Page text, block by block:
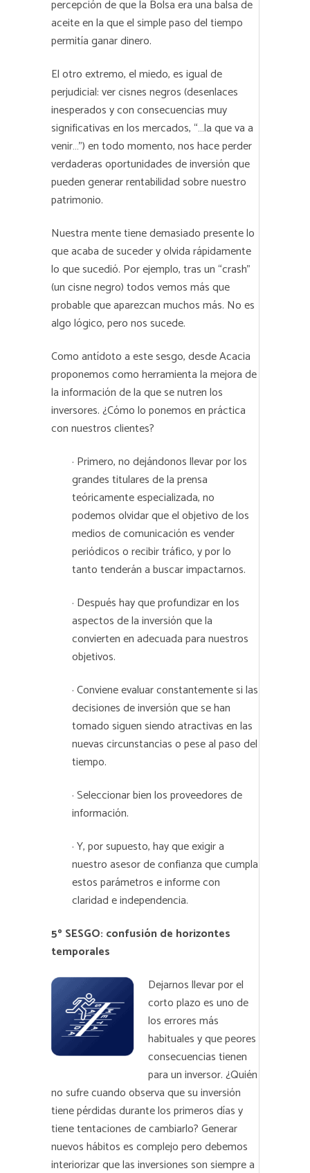
percepción de que la Bolsa era una balsa de
aceite en la que el simple paso del tiempo
permitía ganar dinero.
El otro extremo, el miedo, es igual de
perjudicial: ver cisnes negros (desenlaces
inesperados y con consecuencias muy
significativas en los mercados, “…la que va a
venir…”) en todo momento, nos hace perder
verdaderas oportunidades de inversión que
pueden generar rentabilidad sobre nuestro
patrimonio.
Nuestra mente tiene demasiado presente lo
que acaba de suceder y olvida rápidamente
lo que sucedió. Por ejemplo, tras un “crash”
(un cisne negro) todos vemos más que
probable que aparezcan muchos más. No es
algo lógico, pero nos sucede.
Como antídoto a este sesgo, desde Acacia
proponemos como herramienta la mejora de
la información de la que se nutren los
inversores. ¿Cómo lo ponemos en práctica
con nuestros clientes?
· Primero, no dejándonos llevar por los
grandes titulares de la prensa
teóricamente especializada, no
podemos olvidar que el objetivo de los
medios de comunicación es vender
periódicos o recibir tráfico, y por lo
tanto tenderán a buscar impactarnos.
· Después hay que profundizar en los
aspectos de la inversión que la
convierten en adecuada para nuestros
objetivos.
· Conviene evaluar constantemente si las
decisiones de inversión que se han
tomado siguen siendo atractivas en las
nuevas circunstancias o pese al paso del
tiempo.
· Seleccionar bien los proveedores de
información.
· Y, por supuesto, hay que exigir a
nuestro asesor de confianza que cumpla
estos parámetros e informe con
claridad e independencia.
5º SESGO: confusión de horizontes
temporales
Dejarnos llevar por el
corto plazo es uno de
los errores más
habituales y que peores
consecuencias tienen
para un inversor. ¿Quién
no sufre cuando observa que su inversión
tiene pérdidas durante los primeros días y
tiene tentaciones de cambiarlo? Generar
nuevos hábitos es complejo pero debemos
interiorizar que las inversiones son siempre a